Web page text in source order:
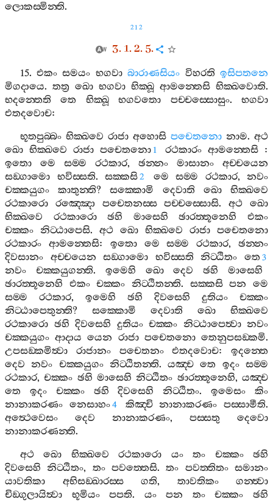
ලොකස‍්මින‍්ති.
212
3. 1. 2. 5.
15.එකං සමයං භගවා බාරාණසියං විහරති ඉසිපතනෙ
මිගදායෙ. තත්‍ර ඛො භගවා භික‍්ඛූ ආමන‍්තෙසි භික‍්ඛවොති.
භදන‍්තෙති
තෙ භික‍්ඛූ භගවතො පච‍්චස‍්සොසුං.භගවා
එතදවොච:
භූතපුබ‍්බං භික‍්ඛවෙ රාජා අහොසි පචෙතනො නාම. අථ
ඛො භික‍්ඛවෙ රාජා පචෙතනො 1 රථකාරං ආමන‍්තෙසි :
ඉතො
මෙ සම‍්ම රථකාර, ඡන‍්නං මාසානං
අච‍්චයෙන
සඞ‍්ගාමො
භවිස‍්සති. සක‍්කසි2 මෙ සම‍්ම රථකාර, නවං
චක‍්කයුගං
කාතුන‍්ති?සක‍්කොමි දෙවාති ඛො
භික‍්ඛවෙ
රථකාරො
රඤ‍්ඤො පචෙතනස‍්ස පච‍්චස‍්සොසි.අථ
ඛො
භික‍්ඛවෙ
රථකාරො ඡහි මාසෙහි ඡාරත‍්තූනෙහි
එකං
චක‍්කං නිට‍්ඨාපෙසි. අථ ඛො භික‍්ඛවෙ රාජා පචෙතනො
රථකාරං
ආමන‍්තෙසි: ඉතො මෙ සම‍්ම රථකාර,ඡන‍්නං
දිවසානං
අච‍්චයෙන සඞ‍්ගාමො භවිස‍්සති නිට‍්ඨිතං තෙ 3
නවං චක‍්කයුගන‍්ති. ඉමෙහි ඛො දෙව ඡහි
මාසෙහි
ඡාරත‍්තූනෙහි
එකං චක‍්කං නිට‍්ඨිතන‍්ති. සක‍්කසි පන
මෙ
සම‍්ම
රථකාර, ඉමෙහි ඡහි දිවසෙහි දුතියං
චක‍්කං
නිට‍්ඨාපෙතුන‍්ති? සක‍්කොමි දෙවාති ඛො
භික‍්ඛවෙ
රථකාරො ඡහි දිවසෙහි දුතියං චක‍්කං නිට‍්ඨාපෙත්‍වා නවං
චක‍්කයුගං ආදාය යෙන රාජා පචෙතනො තෙනුපසඞ‍්කමි.
උපසඞ‍්කමිත්‍වා
රාජානං පචෙතනං එතදවොච: ඉදන‍්තෙ
දෙව නවං චක‍්කයුගං නිට‍්ඨිතන‍්ති.යඤ‍්ච තෙ ඉදං සම‍්ම
රථකාර,චක‍්කං ඡහි මාසෙහි නිට‍්ඨිතං ඡාරත‍්තූනෙහි,යඤ‍්ච
තෙ
ඉදං චක‍්කං ඡහි දිවසෙහි නිට‍්ඨිතං.ඉමෙසං
කිං
නානාකරණං නෙසාහං4 කිඤ‍්චි නානාකරණං පස‍්සාමීති.
අත්‍ථෙවෙසං
දෙව නානාකරණං, පස‍්සතු
දෙවො
නානාකරණන‍්ති.
අථ
ඛො භික‍්ඛවෙ රථකාරො යං තං චක‍්කං
ඡහි
දිවසෙහි නිට‍්ඨිතං, තං පවත‍්තෙසි.තං පවත‍්තිතං සමානං
යාවතිකා
අභිසඞ‍්ඛාරස‍්ස ගති, තාවතිකං
ගන‍්ත්‍වා
චිඞ‍්ගුලායිත්‍වා
භූමියං පපති. යං පන තං චක‍්කං
ඡහි